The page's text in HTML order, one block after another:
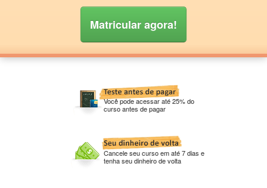
Matricular agora!
Você pode acessar até 25% do
curso antes de pagar
Cancele seu curso em até 7 dias e
tenha seu dinheiro de volta